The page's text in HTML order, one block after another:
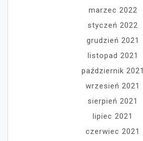
marzec 2022
styczeń 2022
grudzień 2021
listopad 2021
październik 2021
wrzesień 2021
sierpień 2021
lipiec 2021
czerwiec 2021